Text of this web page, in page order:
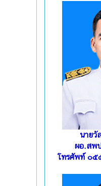
นาย
ผอ.สพ
โทรศัพท์ ๐